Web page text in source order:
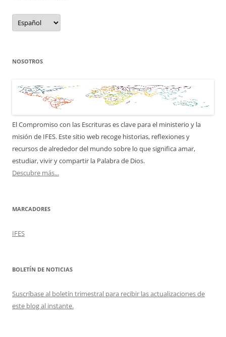
el
idioma
del
NOSOTROS
El Compromiso con las Escrituras es clave para el ministerio y la
misión de IFES. Este sitio web recoge historias, reflexiones y
recursos de alrededor del mundo sobre lo que significa amar,
estudiar, vivir y compartir la Palabra de Dios.
Descubre más...
MARCADORES
IFES
BOLETÍN DE NOTICIAS
Suscríbase al boletín trimestral para recibir las actualizaciones de
este blog al instante.